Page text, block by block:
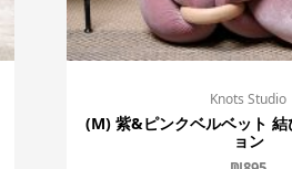
Knots Studio
(M) 紫&ピンクベルベット
ョン